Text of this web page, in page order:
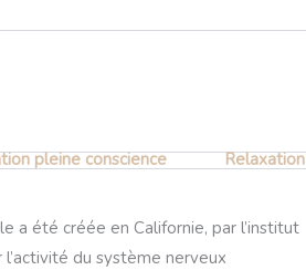
pleine conscience Relaxation​
a été créée en Californie, par l’institut
du système nerveux